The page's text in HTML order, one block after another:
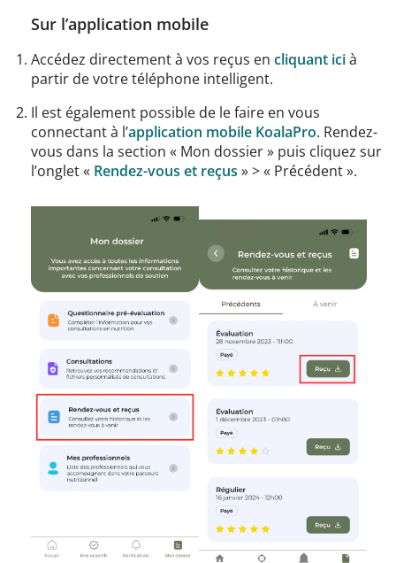
Sur l’application mobile
Accédez directement à vos reçus en cliquant icià
partir de votre téléphone intelligent.
Il est également possible de le faire en vous
connectant à l’application mobile KoalaPro. Rendez-
vous dans la section « Mon dossier » puis cliquez sur
l’onglet « Rendez-vous et reçus » > « Précédent ».